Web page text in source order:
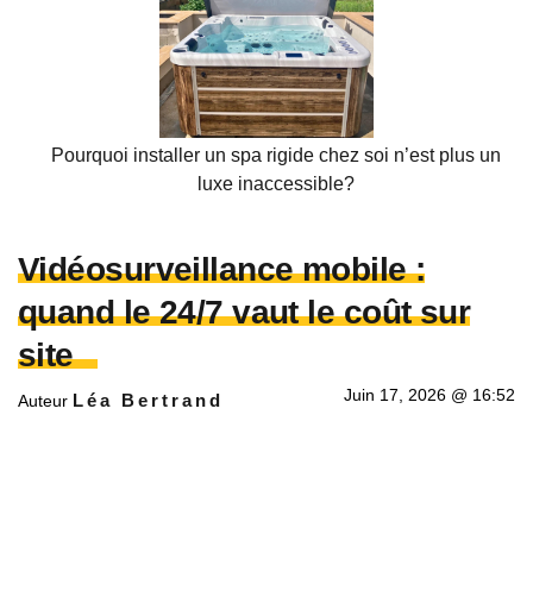
Pourquoi installer un spa rigide chez soi n’est plus un
luxe inaccessible?
Vidéosurveillance mobile :
quand le 24/7 vaut le coût sur
site
Auteur Léa Bertrand Juin 17, 2026 @ 16:52